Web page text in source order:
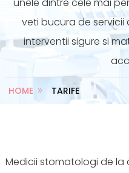
veti bucura de
interventii sigure si
HOME TARIFE
Medicii stomatologi de la